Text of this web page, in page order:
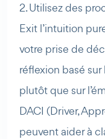
2. Utilisez des
Exit l’intuition
votre prise de
réflexion basé
plutôt que sur
DACI (Driver,
peuvent aider à